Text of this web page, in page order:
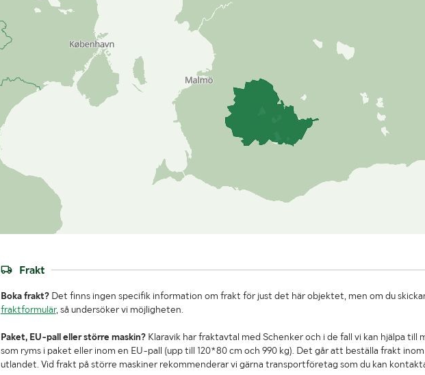
Frakt
Boka frakt?Det finns ingen specifik information om frakt för just det här objektet, men om du
fraktformulär, så undersöker vi möjligheten.
Paket, EU-pall eller större maskin?Klaravik har fraktavtal med Schenker och i de fall vi kan hjälpa till
som ryms i paket eller inom en EU-pall (upp till 120*80 cm och 990 kg). Det går att beställa frakt
utlandet. Vid frakt på större maskiner rekommenderar vi gärna transportföretag som du kan